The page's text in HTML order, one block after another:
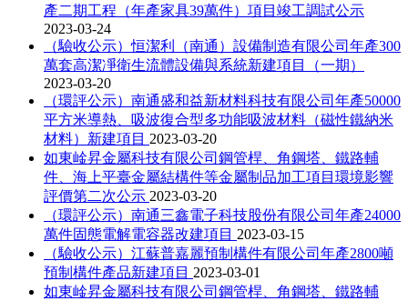
產二期工程（年產家具39萬件）項目竣工調試公示
2023-03-24
（驗收公示）恒潔利（南通）設備制造有限公司年產300
萬套高潔凈衛生流體設備與系統新建項目（一期）
2023-03-20
（環評公示）南通盛和益新材料科技有限公司年產50000
平方米導熱、吸波復合型多功能吸波材料（磁性鐵納米
材料）新建項目 2023-03-20
如東崯昇金屬科技有限公司鋼管桿、角鋼塔、鐵路輔
件、海上平臺金屬結構件等金屬制品加工項目環境影響
評價第二次公示 2023-03-20
（環評公示）南通三鑫電子科技股份有限公司年產24000
萬件固態電解電容器改建項目 2023-03-15
（驗收公示）江蘇普嘉麗預制構件有限公司年產2800噸
預制構件產品新建項目 2023-03-01
如東崯昇金屬科技有限公司鋼管桿、角鋼塔、鐵路輔